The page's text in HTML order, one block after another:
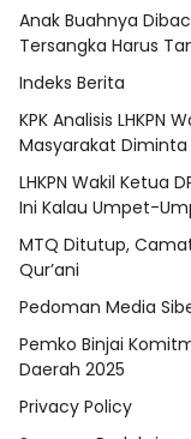
Anak Buahnya
Tersangka Harus
Indeks Berita
KPK Analisis LHKPN
Masyarakat
LHKPN Wakil Ketua
Ini Kalau Umpet-
MTQ Ditutup,
Qur’ani
Pedoman Media
Pemko Binjai
Daerah 2025
Privacy Policy